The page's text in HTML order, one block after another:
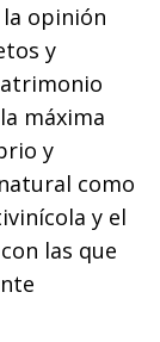
opinión
y
máxima
y
como
y el
las que